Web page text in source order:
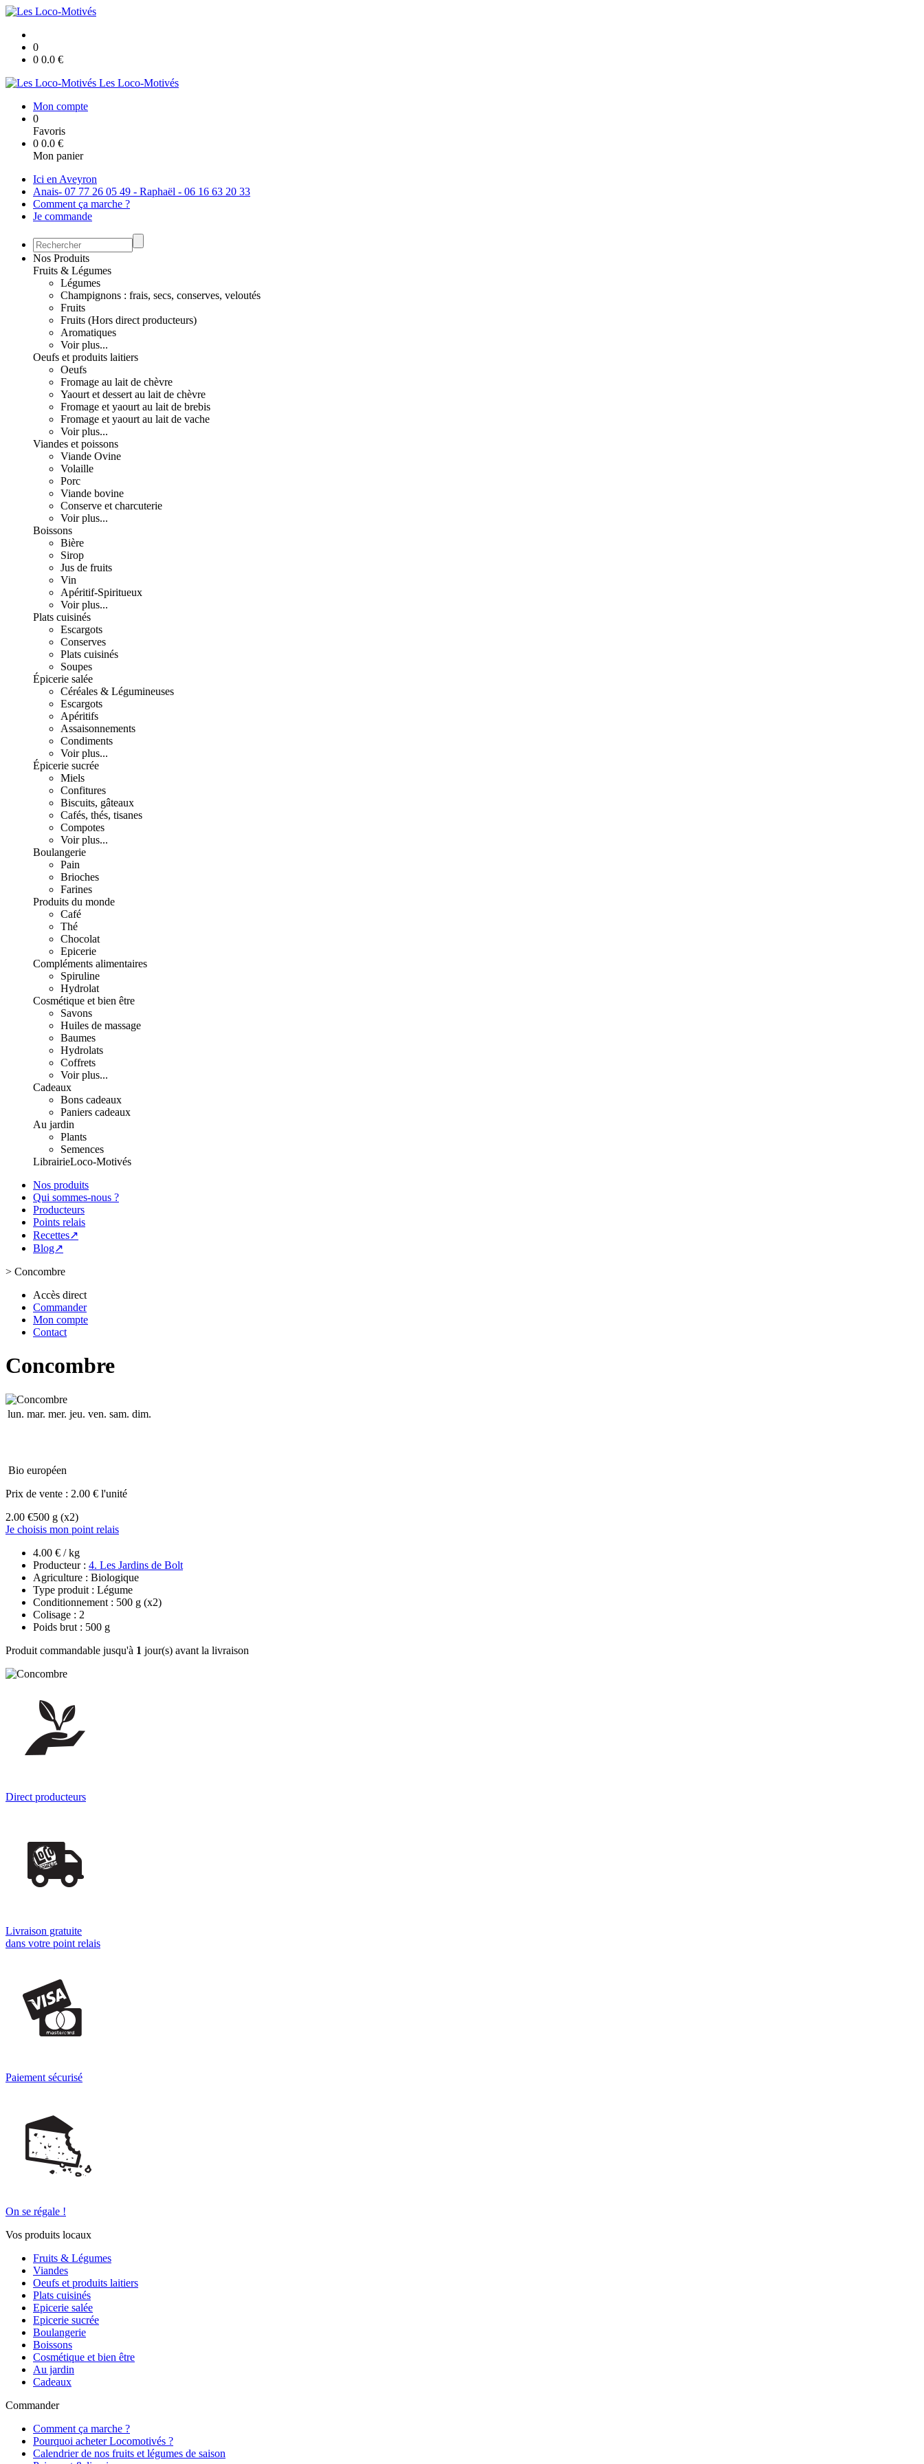
0
0 0.0 €
Les Loco-Motivés
Mon compte
0
Favoris
0 0.0 €
Mon panier
Ici en Aveyron
Anais- 07 77 26 05 49 - Raphaël - 06 16 63 20 33
Comment ça marche ?
Je commande
Nos Produits
Fruits & Légumes
Légumes
Champignons : frais, secs, conserves, veloutés
Fruits
Fruits (Hors direct producteurs)
Aromatiques
Voir plus...
Oeufs et produits laitiers
Oeufs
Fromage au lait de chèvre
Yaourt et dessert au lait de chèvre
Fromage et yaourt au lait de brebis
Fromage et yaourt au lait de vache
Voir plus...
Viandes et poissons
Viande Ovine
Volaille
Porc
Viande bovine
Conserve et charcuterie
Voir plus...
Boissons
Bière
Sirop
Jus de fruits
Vin
Apéritif-Spiritueux
Voir plus...
Plats cuisinés
Escargots
Conserves
Plats cuisinés
Soupes
Épicerie salée
Céréales & Légumineuses
Escargots
Apéritifs
Assaisonnements
Condiments
Voir plus...
Épicerie sucrée
Miels
Confitures
Biscuits, gâteaux
Cafés, thés, tisanes
Compotes
Voir plus...
Boulangerie
Pain
Brioches
Farines
Produits du monde
Café
Thé
Chocolat
Epicerie
Compléments alimentaires
Spiruline
Hydrolat
Cosmétique et bien être
Savons
Huiles de massage
Baumes
Hydrolats
Coffrets
Voir plus...
Cadeaux
Bons cadeaux
Paniers cadeaux
Au jardin
Plants
Semences
LibrairieLoco-Motivés
Nos produits
Qui sommes-nous ?
Producteurs
Points relais
Recettes↗
Blog↗
> Concombre
Accès direct
Commander
Mon compte
Contact
Concombre
lun. mar. mer. jeu. ven. sam. dim.
Bio européen
Prix de vente : 2.00 € l'unité
2.00 €500 g (x2)
Je choisis mon point relais
4.00 € / kg
Producteur : 4. Les Jardins de Bolt
Agriculture : Biologique
Type produit : Légume
Conditionnement : 500 g (x2)
Colisage : 2
Poids brut : 500 g
Produit commandable jusqu'à 1 jour(s) avant la livraison
Direct producteurs
Livraison gratuite
dans votre point relais
Paiement sécurisé
On se régale !
Vos produits locaux
Fruits & Légumes
Viandes
Oeufs et produits laitiers
Plats cuisinés
Epicerie salée
Epicerie sucrée
Boulangerie
Boissons
Cosmétique et bien être
Au jardin
Cadeaux
Commander
Comment ça marche ?
Pourquoi acheter Locomotivés ?
Calendrier de nos fruits et légumes de saison